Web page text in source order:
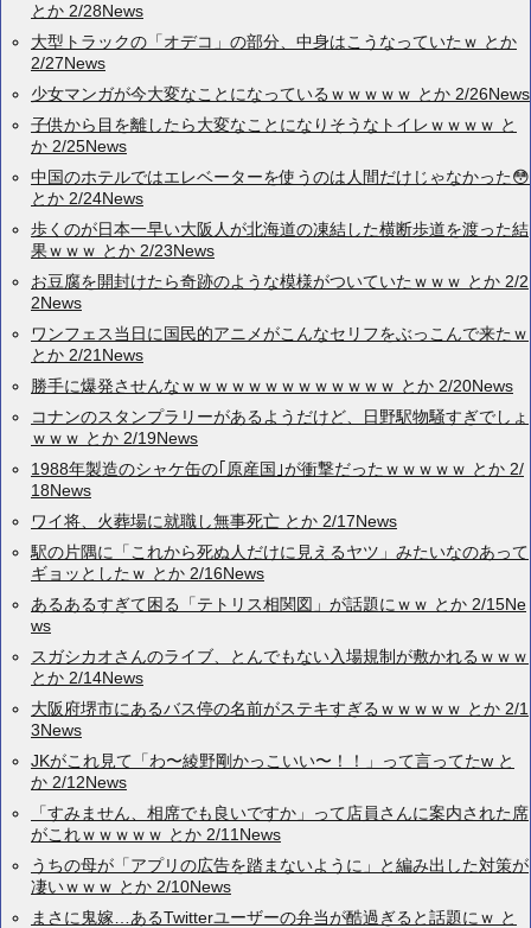
とか 2/28News
大型トラックの「オデコ」の部分、中身はこうなっていたｗ とか
2/27News
少女マンガが今大変なことになっているｗｗｗｗｗ とか 2/26News
子供から目を離したら大変なことになりそうなトイレｗｗｗｗ と
か 2/25News
中国のホテルではエレベーターを使うのは人間だけじゃなかった😳
とか 2/24News
歩くのが日本一早い大阪人が北海道の凍結した横断歩道を渡った結
果ｗｗｗ とか 2/23News
お豆腐を開封けたら奇跡のような模様がついていたｗｗｗ とか 2/2
2News
ワンフェス当日に国民的アニメがこんなセリフをぶっこんで来たｗ
とか 2/21News
勝手に爆発させんなｗｗｗｗｗｗｗｗｗｗｗｗｗ とか 2/20News
コナンのスタンプラリーがあるようだけど、日野駅物騒すぎでしょ
ｗｗｗ とか 2/19News
1988年製造のシャケ缶の｢原産国｣が衝撃だったｗｗｗｗｗ とか 2/
18News
ワイ将、火葬場に就職し無事死亡 とか 2/17News
駅の片隅に「これから死ぬ人だけに見えるヤツ」みたいなのあって
ギョッとしたｗ とか 2/16News
あるあるすぎて困る「テトリス相関図」が話題にｗｗ とか 2/15Ne
ws
スガシカオさんのライブ、とんでもない入場規制が敷かれるｗｗｗ
とか 2/14News
大阪府堺市にあるバス停の名前がステキすぎるｗｗｗｗｗ とか 2/1
3News
JKがこれ見て「わ〜綾野剛かっこいい〜！！」って言ってたw と
か 2/12News
「すみません、相席でも良いですか」って店員さんに案内された席
がこれｗｗｗｗｗ とか 2/11News
うちの母が「アプリの広告を踏まないように」と編み出した対策が
凄いｗｗｗ とか 2/10News
まさに鬼嫁…あるTwitterユーザーの弁当が酷過ぎると話題にｗ と